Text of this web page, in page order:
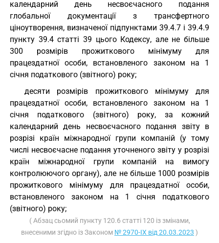
календарний день несвоєчасного подання
глобальної документації з трансфертного
ціноутворення, визначеної підпунктами 39.4.7 і 39.4.9
пункту 39.4 статті 39 цього Кодексу, але не більше
300 розмірів прожиткового мінімуму для
працездатної особи, встановленого законом на 1
січня податкового (звітного) року;
десяти розмірів прожиткового мінімуму для
працездатної особи, встановленого законом на 1
січня податкового (звітного) року, за кожний
календарний день несвоєчасного подання звіту в
розрізі країн міжнародної групи компаній (у тому
числі несвоєчасне подання уточненого звіту у розрізі
країн міжнародної групи компаній на вимогу
контролюючого органу), але не більше 1000 розмірів
прожиткового мінімуму для працездатної особи,
встановленого законом на 1 січня податкового
(звітного) року;
( Абзац сьомий пункту 120.6 статті 120 із змінами,
внесеними згідно із Законом № 2970-IX від 20.03.2023 )